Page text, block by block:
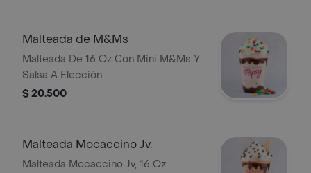
Malteada de M&Ms
Malteada De 16 Oz Con Mini M&Ms Y
Salsa A Elección.
$ 20.500
Malteada Mocaccino Jv.
Malteada Mocaccino Jv, 16 Oz.